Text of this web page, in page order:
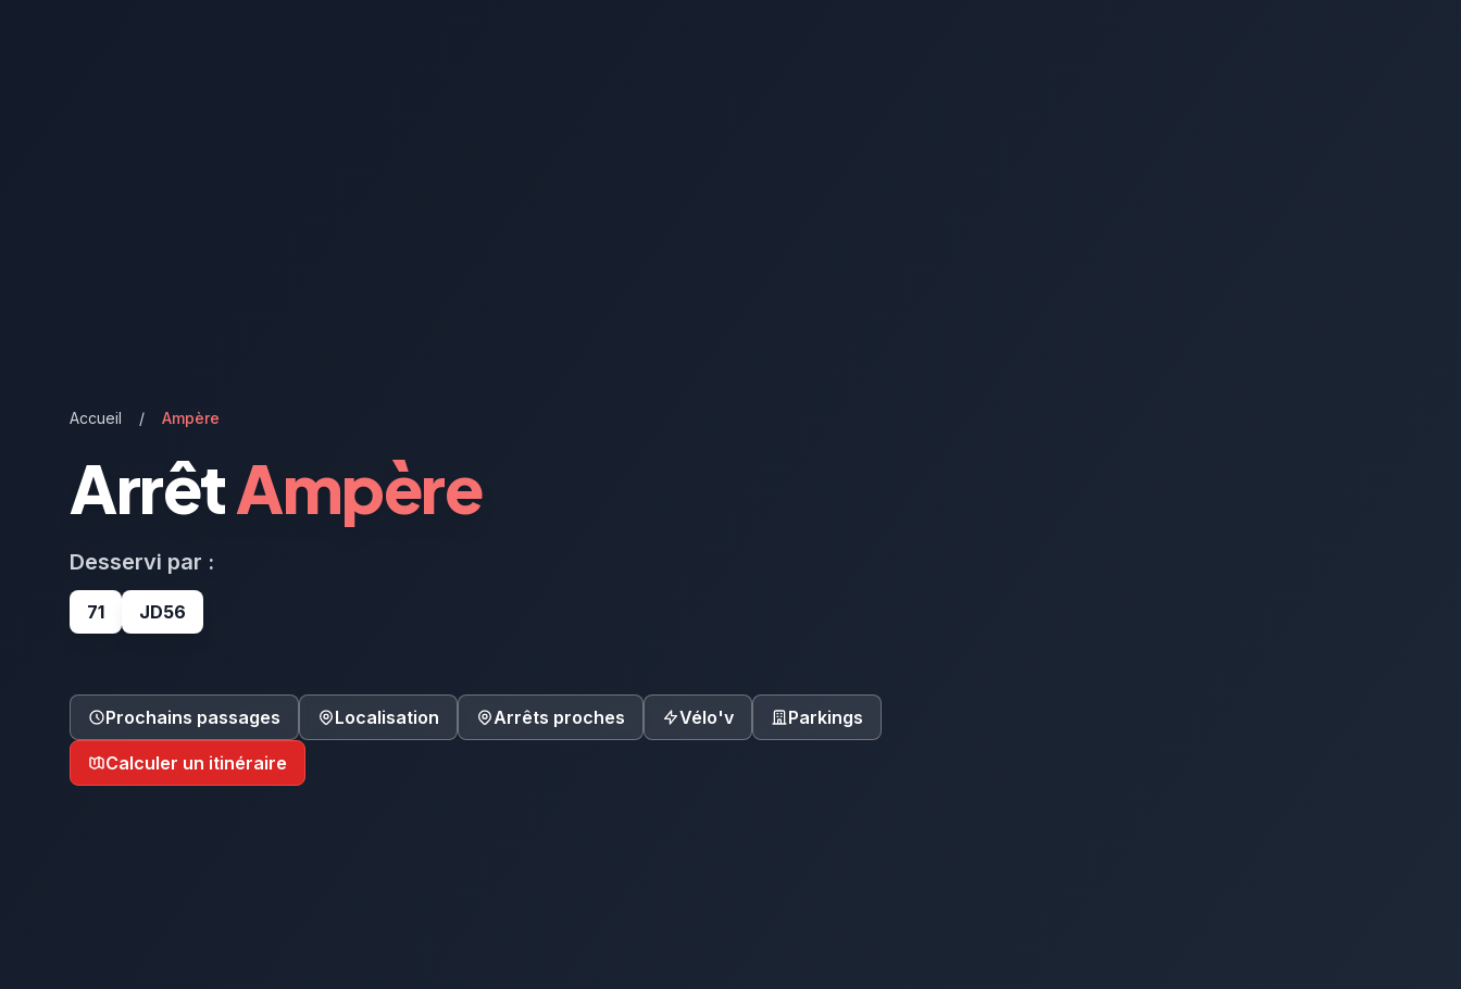
Accueil / Ampère
ArrêtAmpère
Desservi par :
71 JD56
Prochains passages Localisation Arrêts proches Vélo'v Parkings
Calculer un itinéraire